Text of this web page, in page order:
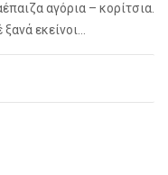
αγόρια – κορίτσια.
εκείνοι…